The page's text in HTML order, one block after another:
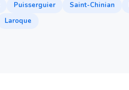
Puisserguier Saint-Chinian
Laroque